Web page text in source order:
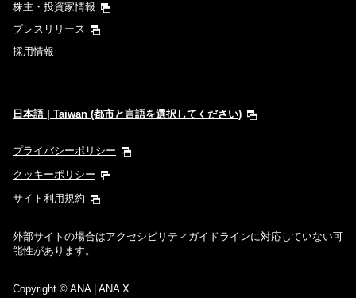
経由地および乗り継ぎ所要時間を追加する
プロモーションコードについて
前後3日の運賃を検索
・表示金額は選択いただいた条件でのもっともおトクな運賃となりま
す。
・「＊」は現在金額が確認できない都市・日付となります。空席照会結
株主・投資家情報
プレスリリース
採用情報
日本語 | Taiwan (都市と言語を選択してください)
プライバシーポリシー
クッキーポリシー
サイト利用規約
外部サイトの場合はアクセシビリティガイドラインに対応していない可
能性があります。
Copyright © ANA | ANA X